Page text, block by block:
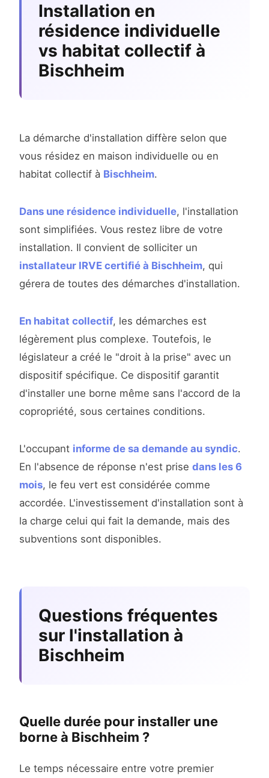
Installation en
résidence individuelle
vs habitat collectif à
Bischheim
La démarche d'installation diffère selon que
vous résidez en maison individuelle ou en
habitat collectif à Bischheim.
Dans une résidence individuelle, l'installation
sont simplifiées. Vous restez libre de votre
installation. Il convient de solliciter un
installateur IRVE certifié à Bischheim, qui
gérera de toutes des démarches d'installation.
En habitat collectif, les démarches est
légèrement plus complexe. Toutefois, le
législateur a créé le "droit à la prise" avec un
dispositif spécifique. Ce dispositif garantit
d'installer une borne même sans l'accord de la
copropriété, sous certaines conditions.
L'occupant informe de sa demande au syndic.
En l'absence de réponse n'est prise dans les 6
mois, le feu vert est considérée comme
accordée. L'investissement d'installation sont à
la charge celui qui fait la demande, mais des
subventions sont disponibles.
Questions fréquentes
sur l'installation à
Bischheim
Quelle durée pour installer une
borne à Bischheim ?
Le temps nécessaire entre votre premier